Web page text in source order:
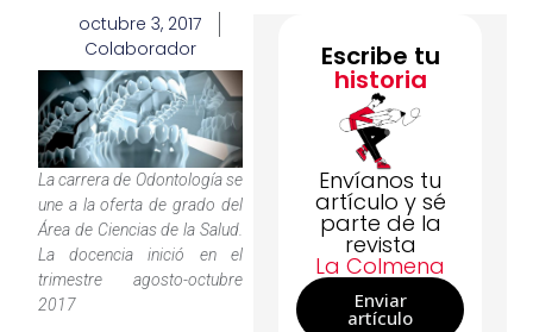
octubre 3, 2017
Colaborador
La carrera de Odontología se
une a la oferta de grado del
Área de Ciencias de la Salud.
La docencia inició en el
trimestre agosto-octubre
2017
Escribe tu
historia
Envíanos tu
artículo y sé
parte de la
revista
La Colmena
Enviar
artículo